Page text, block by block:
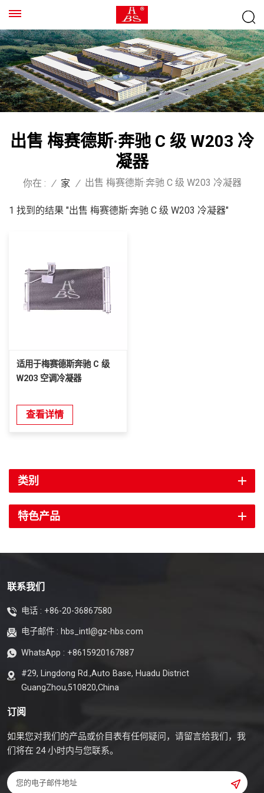
出售 梅赛德斯·奔驰 C 级 W203 冷
凝器
你在 : / 家 / 出售 梅赛德斯·奔驰 C 级 W203 冷凝器
1 找到的结果 "出售 梅赛德斯·奔驰 C 级 W203 冷凝器"
适用于梅赛德斯奔驰 C 级
W203 空调冷凝器
查看详情
类别
特色产品
联系我们
电话 : +86-20-36867580
电子邮件 : hbs_intl@gz-hbs.com
WhatsApp : +8615920167887
#29, Lingdong Rd.,Auto Base, Huadu District
GuangZhou,510820,China
订阅
如果您对我们的产品或价目表有任何疑问，请留言给我们，我
们将在 24 小时内与您联系。